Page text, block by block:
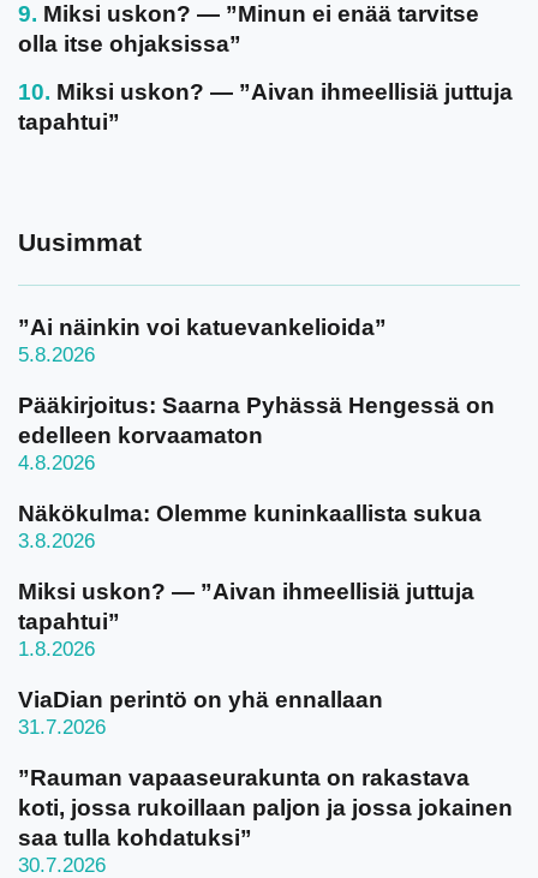
Miksi uskon? — ”Minun ei enää tarvitse
olla itse ohjaksissa”
Miksi uskon? — ”Aivan ihmeellisiä juttuja
tapahtui”
Uusimmat
”Ai näinkin voi katuevankelioida”
5.8.2026
Pääkirjoitus: Saarna Pyhässä Hengessä on
edelleen korvaamaton
4.8.2026
Näkökulma: Olemme kuninkaallista sukua
3.8.2026
Miksi uskon? — ”Aivan ihmeellisiä juttuja
tapahtui”
1.8.2026
ViaDian perintö on yhä ennallaan
31.7.2026
”Rauman vapaaseurakunta on rakastava
koti, jossa rukoillaan paljon ja jossa jokainen
saa tulla kohdatuksi”
30.7.2026